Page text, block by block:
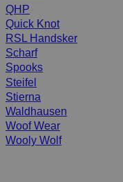
QHP
Quick Knot
RSL Handsker
Scharf
Spooks
Steifel
Stierna
Waldhausen
Woof Wear
Wooly Wolf